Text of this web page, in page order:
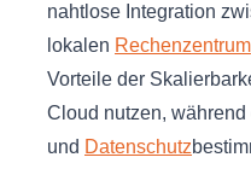
nahtlose Integration
lokalen Rechenzentrum
Vorteile der
Cloud nutzen,
und Datenschutz